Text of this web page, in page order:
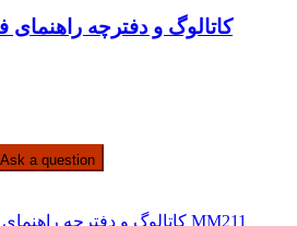
کاتالوگ و دفترچه راهنمای
Ask a question